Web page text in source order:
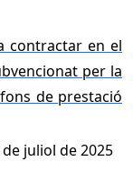
contractar en el
per la
de prestació
juliol de 2025